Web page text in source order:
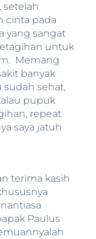
setelah
cinta pada
yang sangat
untuk
Memang
banyak
sehat,
pupuk
repeat
saya jatuh
terima kasih
Paulus